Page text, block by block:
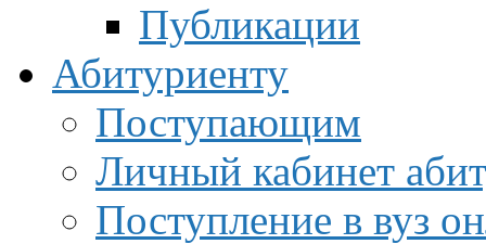
Публикации
Абитуриенту
Поступающим
Личный кабинет
Поступление в вуз